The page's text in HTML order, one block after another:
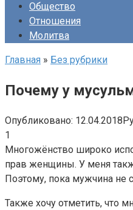
Общество
Отношения
Молитва
Главная » Без рубрики
Почему у
Опубликовано: 12.04.2018
1
Многожёнство широко
прав женщины. У меня
Поэтому, пока мужчина не
Также хочу отметить, что